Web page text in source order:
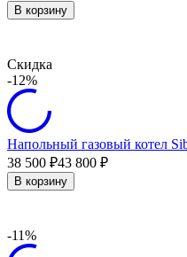
В корзину
Скидка
-12%
Напольный газовый котел
38 500 ₽43 800 ₽
В корзину
-11%